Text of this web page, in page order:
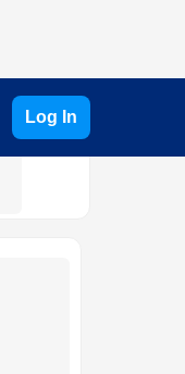
Log In